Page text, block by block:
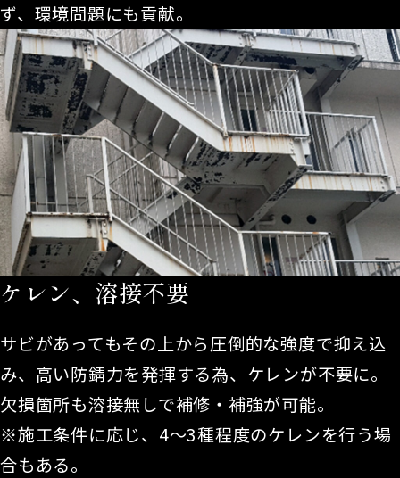
ず、環境問題にも貢献。
ケレン、溶接不要
サビがあってもその上から圧倒的な強度で抑え込
み、高い防錆力を発揮する為、ケレンが不要に。
欠損箇所も溶接無しで補修・補強が可能。
※施工条件に応じ、4～3種程度のケレンを行う場
合もある。